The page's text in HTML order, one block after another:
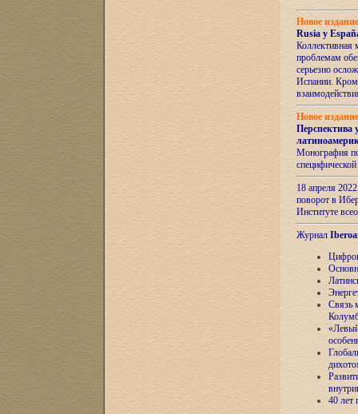
Новое
Rusia y
Коллективная
проблемам
серьезно
Испании.
Новое
Перспектива
Монография
18 апреля
поворот в
Институте
Журнал
Связь
40 лет